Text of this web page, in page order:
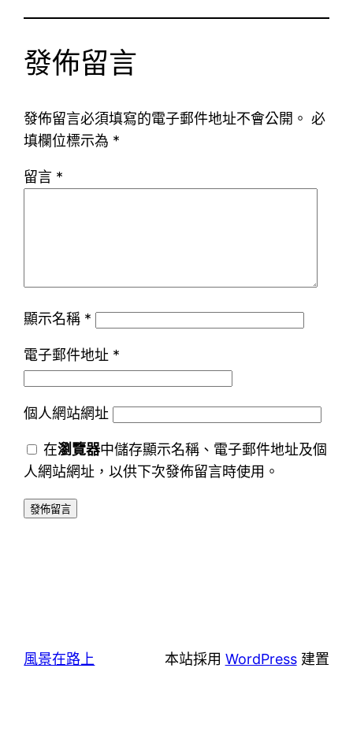
發佈留言
發佈留言必須填寫的電子郵件地址不會公開。 必
填欄位標示為 *
留言 *
顯示名稱 *
電子郵件地址 *
個人網站網址
在瀏覽器中儲存顯示名稱、電子郵件地址及個
人網站網址，以供下次發佈留言時使用。
風景在路上 本站採用 WordPress建置